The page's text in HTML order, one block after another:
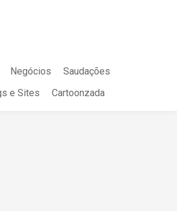
Negócios
Saudações
e Sites Cartoonzada